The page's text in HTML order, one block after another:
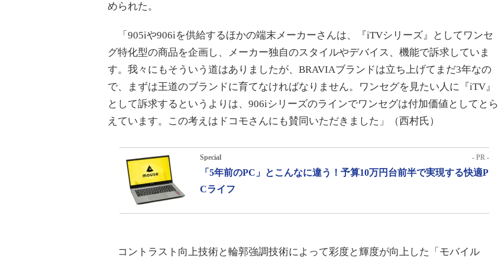
められた。
「905iや906iを供給するほかの端末メーカーさんは、『iTVシリーズ』としてワンセ
グ特化型の商品を企画し、メーカー独自のスタイルやデバイス、機能で訴求していま
す。我々にもそういう道はありましたが、BRAVIAブランドは立ち上げてまだ3年なの
で、まずは王道のブランドに育てなければなりません。ワンセグを見たい人に『iTV』
として訴求するというよりは、906iシリーズのラインでワンセグは付加価値としてとら
えています。この考えはドコモさんにも賛同いただきました」（西村氏）
Special - PR -
「5年前のPC」とこんなに違う！予算10万円台前半で実現する快適P
Cライフ
コントラスト向上技術と輪郭強調技術によって彩度と輝度が向上した「モバイル